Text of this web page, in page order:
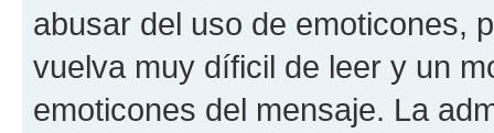
abusar del uso de emoticones,
vuelva muy díficil de leer y un
emoticones del mensaje. La